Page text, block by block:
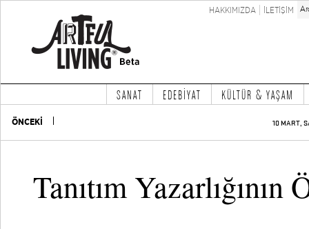
HAKKIMIZDA İLETİŞİM
SANAT EDEBİYAT KÜLTÜR & YAŞAM
ÖNCEKİ 10 MART,
Tanıtım